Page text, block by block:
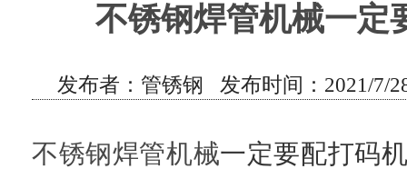
不锈钢焊管机械一定
发布者：管锈钢 发布时间：2021/7/
不锈钢焊管机械一定要配打码